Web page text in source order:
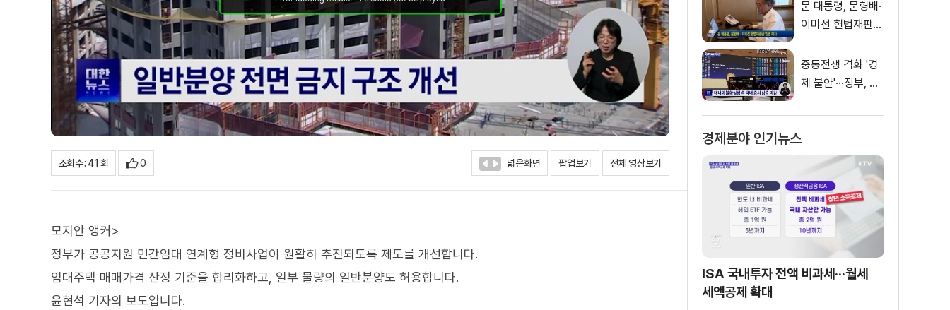
조회수 : 41 회 0 넓은화면 팝업보기 전체 영상보기
모지안 앵커>
정부가 공공지원 민간임대 연계형 정비사업이 원활히 추진되도록 제도를 개선합니다.
임대주택 매매가격 산정 기준을 합리화하고, 일부 물량의 일반분양도 허용합니다.
윤현석 기자의 보도입니다.
문 대통령, 문형배·
이미선 헌법재판관
중동전쟁 격화 '경
제 불안'···정부, 금
소화
경제분야 인기뉴스
ISA 국내투자 전액 비과세···월세
세액공제 확대